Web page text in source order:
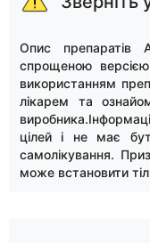
Опис препаратів
спрощеною
використанням
лікарем та
цілей і не має
самолікування.
може встановити